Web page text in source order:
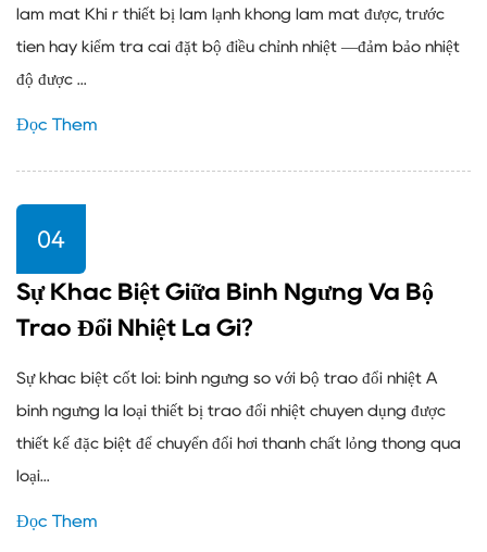
làm mát Khi r thiết bị làm lạnh không làm mát được, trước
tiên hãy kiểm tra cài đặt bộ điều chỉnh nhiệt —đảm bảo nhiệt
độ được ...
Đọc Thêm
04
Sự Khác Biệt Giữa Bình Ngưng Và Bộ
Trao Đổi Nhiệt Là Gì?
Sự khác biệt cốt lõi: bình ngưng so với bộ trao đổi nhiệt A
bình ngưng là loại thiết bị trao đổi nhiệt chuyên dụng được
thiết kế đặc biệt để chuyển đổi hơi thành chất lỏng thông qua
loại...
Đọc Thêm